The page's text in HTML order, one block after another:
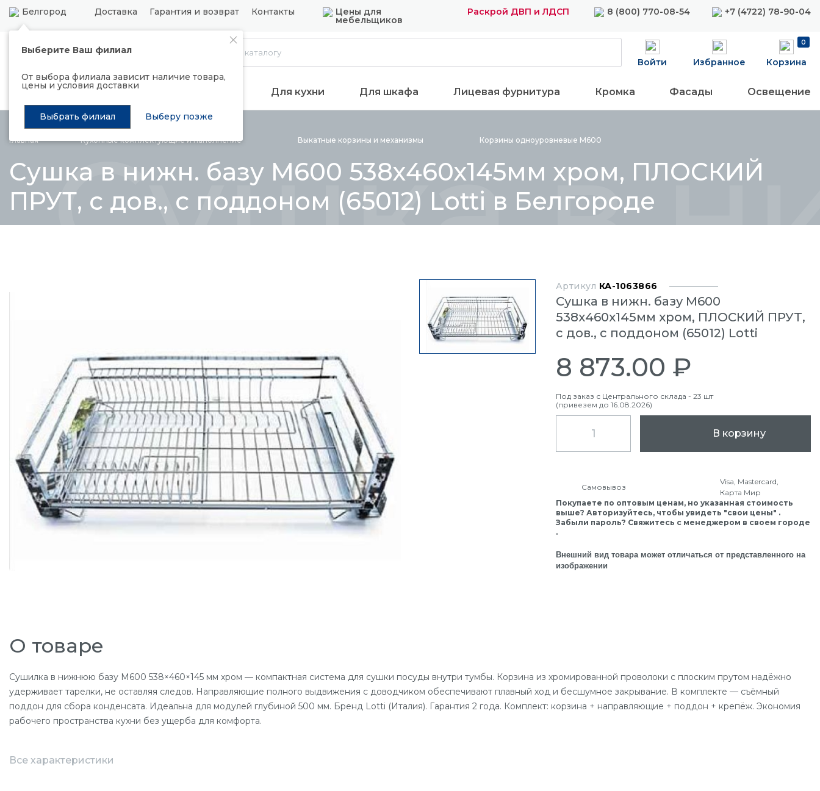
Белгород Доставка Гарантия и возврат Контакты Цены для
мебельщиков
Раскрой ДВП и ЛДСП 8 (800) 770-08-54 +7 (4722) 78-90-04
Выберите Ваш филиал
От выбора филиала зависит наличие товара,
цены и условия доставки
Выбрать филиал Выберу позже
Каталог
Войти Избранное
0
Корзина
Распродажа Подъемные механизмы Для кухни Для шкафа Лицевая фурнитура Кромка Фасады Освещение
Главная Кухонные комплектующие инаполнение Выкатные корзины и механизмы Корзины одноуровневые М600
Сушка в нижн. базу М600 538х460х145мм хром, ПЛОСКИЙ
ПРУТ, с дов., с поддоном (65012) Lotti в Белгороде
Сушка в
Артикул КА-1063866
Сушка в нижн. базу М600
538х460х145мм хром, ПЛОСКИЙ ПРУТ,
с дов., с поддоном (65012) Lotti
8 873.00 ₽
Под заказ с Центрального склада - 23 шт
(привезем до 16.08.2026)
В корзину
Самовывоз
Visa, Mastercard,
Карта Мир
Покупаете по оптовым ценам, но указанная стоимость
выше? Авторизуйтесь, чтобы увидеть "свои цены" .
Забыли пароль? Свяжитесь с менеджером в своем городе
.
Внешний вид товара может отличаться от представленного на
изображении
О товаре
Сушилка в нижнюю базу М600 538×460×145 мм хром — компактная система для сушки посуды внутри тумбы. Корзина из хромированной проволоки с плоским прутом надёжно
удерживает тарелки, не оставляя следов. Направляющие полного выдвижения с доводчиком обеспечивают плавный ход и бесшумное закрывание. В комплекте — съёмный
поддон для сбора конденсата. Идеальна для модулей глубиной 500 мм. Бренд Lotti (Италия). Гарантия 2 года. Комплект: корзина + направляющие + поддон + крепёж. Экономия
рабочего пространства кухни без ущерба для комфорта.
Все характеристики